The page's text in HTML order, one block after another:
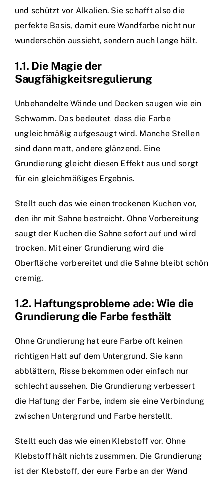
und schützt vor Alkalien. Sie schafft also die
perfekte Basis, damit eure Wandfarbe nicht nur
wunderschön aussieht, sondern auch lange hält.
1.1. Die Magie der
Saugfähigkeitsregulierung
Unbehandelte Wände und Decken saugen wie ein
Schwamm. Das bedeutet, dass die Farbe
ungleichmäßig aufgesaugt wird. Manche Stellen
sind dann matt, andere glänzend. Eine
Grundierung gleicht diesen Effekt aus und sorgt
für ein gleichmäßiges Ergebnis.
Stellt euch das wie einen trockenen Kuchen vor,
den ihr mit Sahne bestreicht. Ohne Vorbereitung
saugt der Kuchen die Sahne sofort auf und wird
trocken. Mit einer Grundierung wird die
Oberfläche vorbereitet und die Sahne bleibt schön
cremig.
1.2. Haftungsprobleme ade: Wie die
Grundierung die Farbe festhält
Ohne Grundierung hat eure Farbe oft keinen
richtigen Halt auf dem Untergrund. Sie kann
abblättern, Risse bekommen oder einfach nur
schlecht aussehen. Die Grundierung verbessert
die Haftung der Farbe, indem sie eine Verbindung
zwischen Untergrund und Farbe herstellt.
Stellt euch das wie einen Klebstoff vor. Ohne
Klebstoff hält nichts zusammen. Die Grundierung
ist der Klebstoff, der eure Farbe an der Wand